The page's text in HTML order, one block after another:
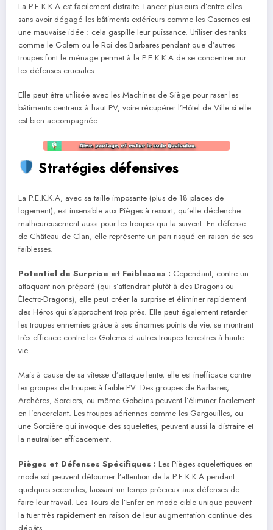
La P.E.K.K.A est facilement distraite. Lancer plusieurs d’entre elles
sans avoir dégagé les bâtiments extérieurs comme les Casernes est
une mauvaise idée : cela gaspille leur puissance. Utiliser des tanks
comme le Golem ou le Roi des Barbares pendant que d’autres
troupes font le ménage permet à la P.E.K.K.A de se concentrer sur
les défenses cruciales.
Elle peut être utilisée avec les Machines de Siège pour raser les
bâtiments centraux à haut PV, voire récupérer l’Hôtel de Ville si elle
est bien accompagnée.
Stratégies défensives
La P.E.K.K.A, avec sa taille imposante (plus de 18 places de
logement), est insensible aux Pièges à ressort, qu’elle déclenche
malheureusement aussi pour les troupes qui la suivent. En défense
de Château de Clan, elle représente un pari risqué en raison de ses
faiblesses.
Potentiel de Surprise et Faiblesses : Cependant, contre un
attaquant non préparé (qui s’attendrait plutôt à des Dragons ou
Électro-Dragons), elle peut créer la surprise et éliminer rapidement
des Héros qui s’approchent trop près. Elle peut également retarder
les troupes ennemies grâce à ses énormes points de vie, se montrant
très efficace contre les Golems et autres troupes terrestres à haute
vie.
Mais à cause de sa vitesse d’attaque lente, elle est inefficace contre
les groupes de troupes à faible PV. Des groupes de Barbares,
Archères, Sorciers, ou même Gobelins peuvent l’éliminer facilement
en l’encerclant. Les troupes aériennes comme les Gargouilles, ou
une Sorcière qui invoque des squelettes, peuvent aussi la distraire et
la neutraliser efficacement.
Pièges et Défenses Spécifiques : Les Pièges squelettiques en
mode sol peuvent détourner l’attention de la P.E.K.K.A pendant
quelques secondes, laissant un temps précieux aux défenses de
faire leur travail. Les Tours de l’Enfer en mode cible unique peuvent
la tuer très rapidement en raison de leur augmentation continue des
dégâts.